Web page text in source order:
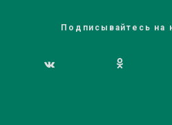
Подписывайтесь на